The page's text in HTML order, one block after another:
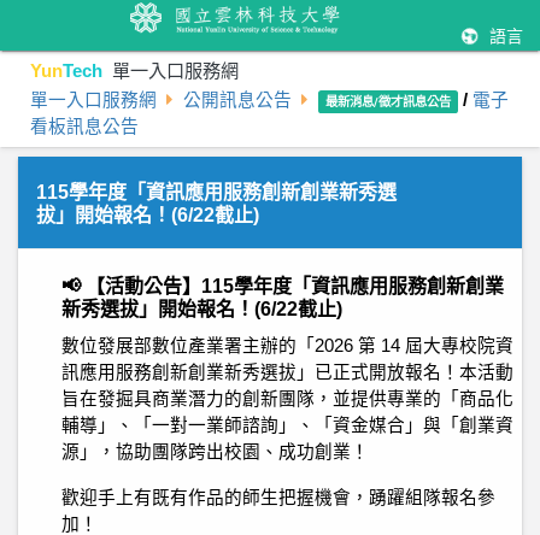
語言
YunTech 單一入口服務網
單一入口服務網 公開訊息公告 最新消息/徵才訊息公告 / 電子
看板訊息公告
115學年度「資訊應用服務創新創業新秀選
拔」開始報名！(6/22截止)
📢 【活動公告】115學年度「資訊應用服務創新創業
新秀選拔」開始報名！(6/22截止)
數位發展部數位產業署主辦的「2026 第 14 屆大專校院資
訊應用服務創新創業新秀選拔」已正式開放報名！本活動
旨在發掘具商業潛力的創新團隊，並提供專業的「商品化
輔導」、「一對一業師諮詢」、「資金媒合」與「創業資
源」，協助團隊跨出校園、成功創業！
歡迎手上有既有作品的師生把握機會，踴躍組隊報名參
加！